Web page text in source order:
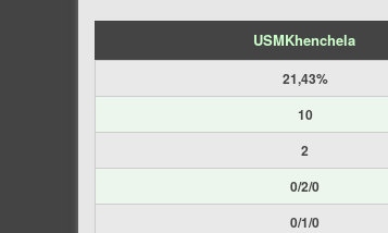
USMKhenchela
21,43%
10
2
0/2/0
0/1/0